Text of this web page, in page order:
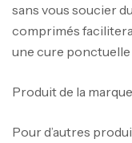
sans vous soucier
comprimés
une cure
Produit de la
Pour d’autres